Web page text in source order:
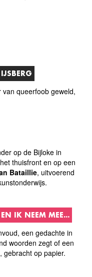
van queerfoob geweld,
op de Bijloke in
thuisfront en op een
Bataillie, uitvoerend
IK NEEM MEE...
een gedachte in
woorden zegt of een
gebracht op papier.